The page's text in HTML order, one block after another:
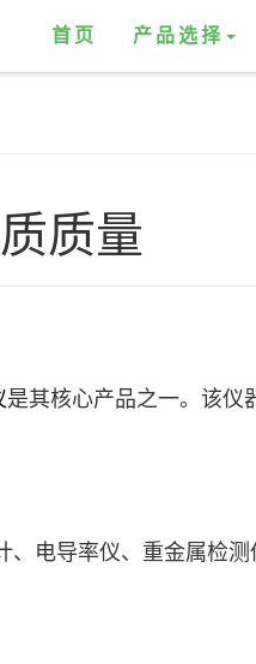
首页 产品选择
质量
是其核心产品之一。该仪
电导率仪、重金属检